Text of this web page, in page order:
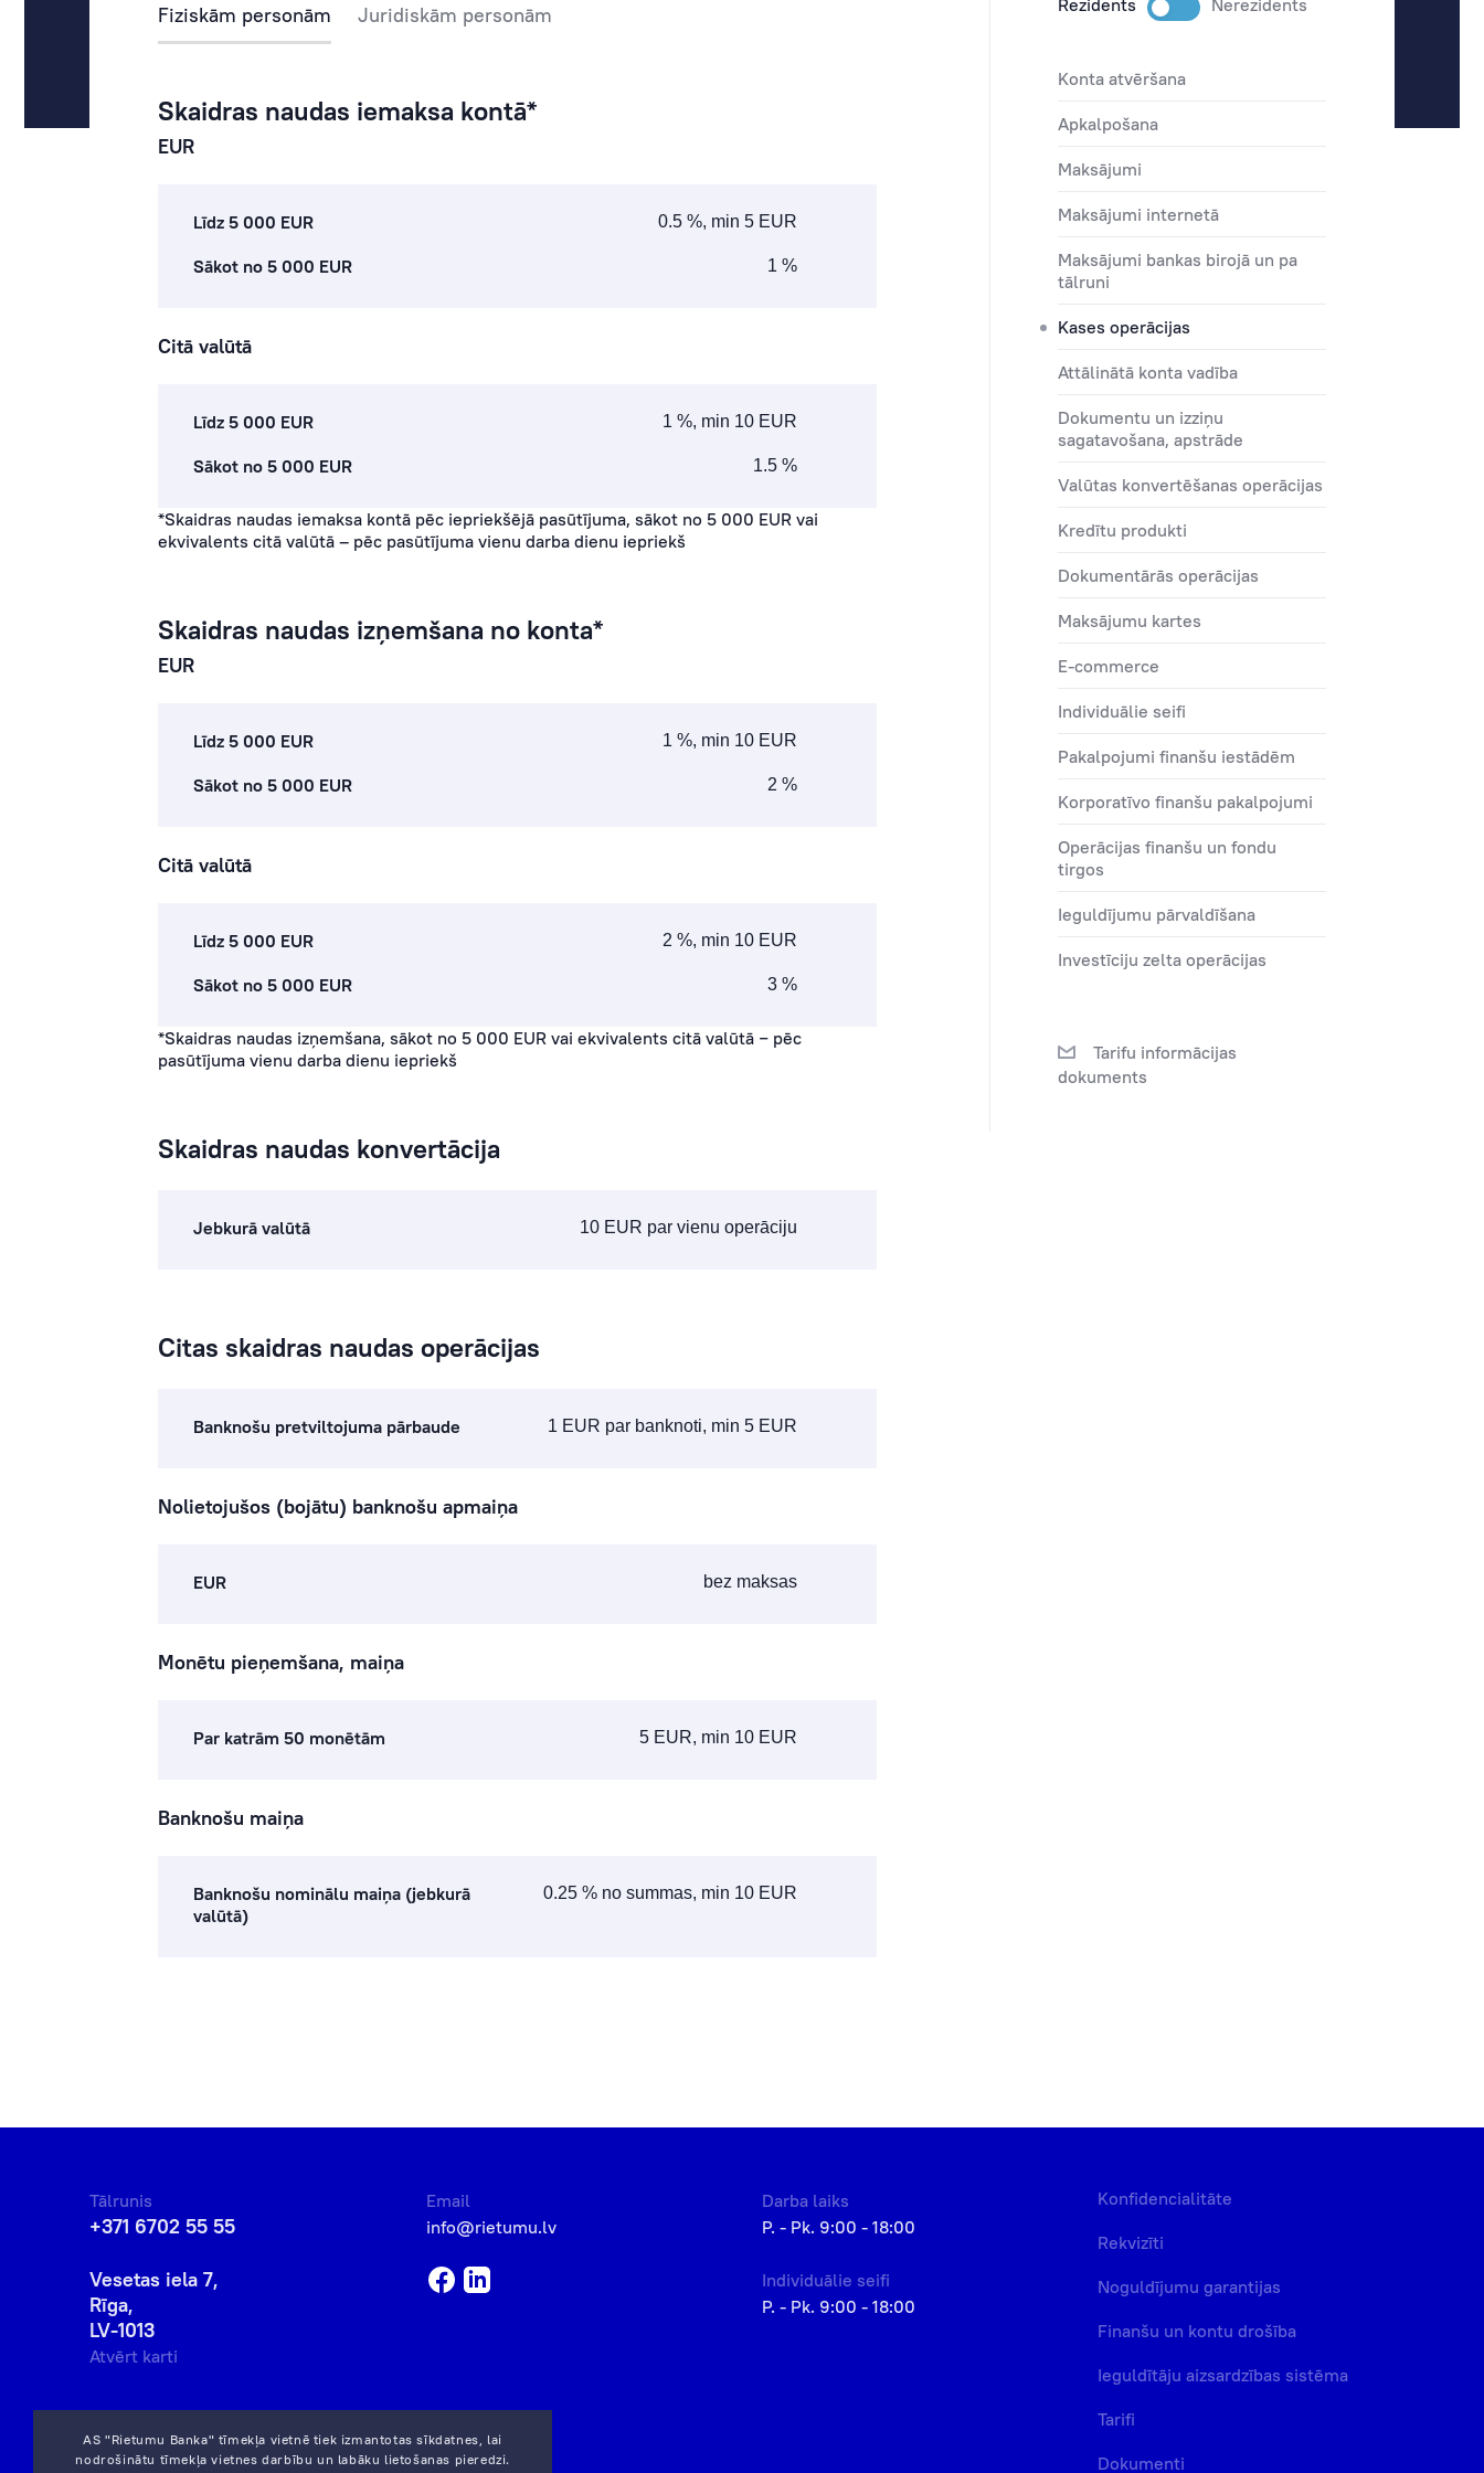
konta atvēršana
apkalpošana
maksājumi
maksājumi internetā
maksājumi bankas birojā un pa
tālruni
kases operācijas
attālinātā konta vadība
dokumentu un izziņu
sagatavošana, apstrāde
valūtas konvertēšanas operācijas
kredītu produkti
dokumentārās operācijas
maksājumu kartes
e-commerce
individuālie seifi
pakalpojumi finanšu iestādēm
korporatīvo finanšu pakalpojumi
operācijas finanšu un fondu
tirgos
ieguldījumu pārvaldīšana
investīciju zelta operācijas
Tarifu informācijas
dokuments
Rezidents Nerezidents
Fiziskām personām Juridiskām personām
Skaidras naudas iemaksa kontā*
EUR
Līdz 5 000 EUR 0.5 %, min 5 EUR
Sākot no 5 000 EUR 1 %
Citā valūtā
Līdz 5 000 EUR 1 %, min 10 EUR
Sākot no 5 000 EUR 1.5 %
*Skaidras naudas iemaksa kontā pēc iepriekšējā pasūtījuma, sākot no 5 000 EUR vai
ekvivalents citā valūtā – pēc pasūtījuma vienu darba dienu iepriekš
Skaidras naudas izņemšana no konta*
EUR
Līdz 5 000 EUR 1 %, min 10 EUR
Sākot no 5 000 EUR 2 %
Citā valūtā
Līdz 5 000 EUR 2 %, min 10 EUR
Sākot no 5 000 EUR 3 %
*Skaidras naudas izņemšana, sākot no 5 000 EUR vai ekvivalents citā valūtā − pēc
pasūtījuma vienu darba dienu iepriekš
Skaidras naudas konvertācija
Jebkurā valūtā 10 EUR par vienu operāciju
Citas skaidras naudas operācijas
Banknošu pretviltojuma pārbaude 1 EUR par banknoti, min 5 EUR
Nolietojušos (bojātu) banknošu apmaiņa
EUR bez maksas
Monētu pieņemšana, maiņa
Par katrām 50 monētām 5 EUR, min 10 EUR
Banknošu maiņa
Banknošu nominālu maiņa (jebkurā
valūtā)
0.25 % no summas, min 10 EUR
AS "Rietumu Banka" tīmekļa vietnē tiek izmantotas sīkdatnes, lai
nodrošinātu tīmekļa vietnes darbību un labāku lietošanas pieredzi.
Tālrunis
+371 6702 55 55
Vesetas iela 7,
Rīga,
LV-1013
Atvērt karti
Email
info@rietumu.lv
Darba laiks
P. - Pk. 9:00 - 18:00
Individuālie seifi
P. - Pk. 9:00 - 18:00
Konfidencialitāte
Rekvizīti
Noguldījumu garantijas
Finanšu un kontu drošība
Ieguldītāju aizsardzības sistēma
Tarifi
Dokumenti